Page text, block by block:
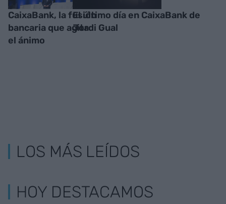
CaixaBank, la fusión
bancaria que agita
el ánimo
El último día en CaixaBank de
Jordi Gual
LOS MÁS LEÍDOS
HOY DESTACAMOS